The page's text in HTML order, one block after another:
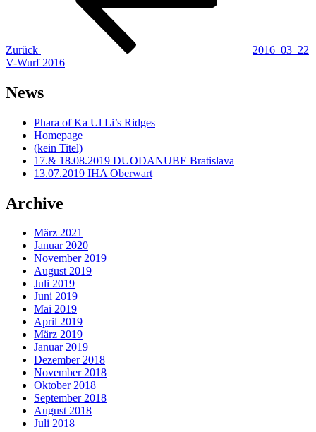
Zurück
2016_03_22
V-Wurf 2016
News
Phara of Ka Ul Li’s Ridges
Homepage
(kein Titel)
17.& 18.08.2019 DUODANUBE Bratislava
13.07.2019 IHA Oberwart
Archive
März 2021
Januar 2020
November 2019
August 2019
Juli 2019
Juni 2019
Mai 2019
April 2019
März 2019
Januar 2019
Dezember 2018
November 2018
Oktober 2018
September 2018
August 2018
Juli 2018